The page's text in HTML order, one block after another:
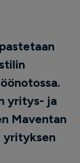
yritys- ja
Maventan
yrityksen